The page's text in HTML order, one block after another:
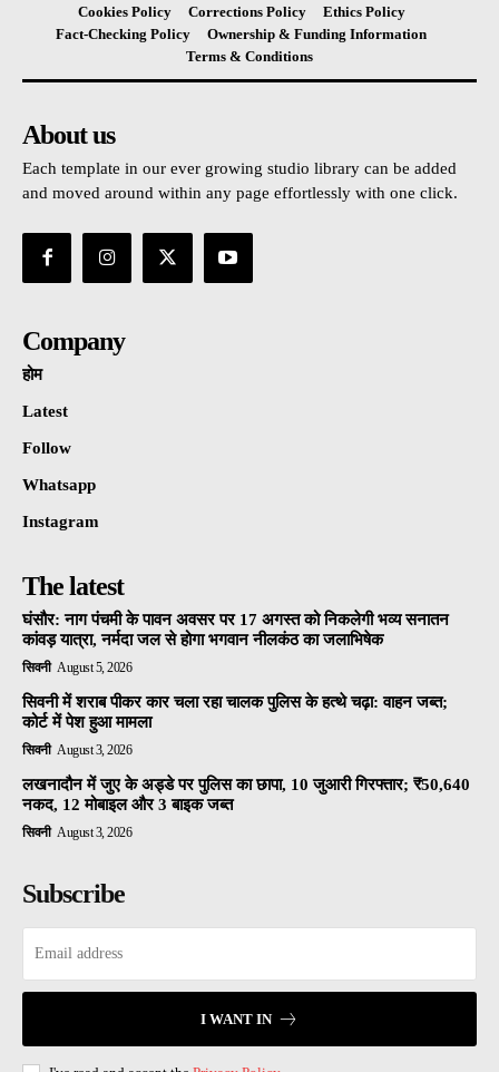
Cookies Policy
Corrections Policy
Ethics Policy
Fact-Checking Policy
Ownership & Funding Information
Terms & Conditions
About us
Each template in our ever growing studio library can be added
and moved around within any page effortlessly with one click.
Company
होम
Latest
Follow
Whatsapp
Instagram
The latest
घंसौर: नाग पंचमी के पावन अवसर पर 17 अगस्त को निकलेगी भव्य सनातन
कांवड़ यात्रा, नर्मदा जल से होगा भगवान नीलकंठ का जलाभिषेक
सिवनी August 5, 2026
सिवनी में शराब पीकर कार चला रहा चालक पुलिस के हत्थे चढ़ा: वाहन जब्त;
कोर्ट में पेश हुआ मामला
सिवनी August 3, 2026
लखनादौन में जुए के अड्डे पर पुलिस का छापा, 10 जुआरी गिरफ्तार; ₹50,640
नकद, 12 मोबाइल और 3 बाइक जब्त
सिवनी August 3, 2026
Subscribe
I WANT IN